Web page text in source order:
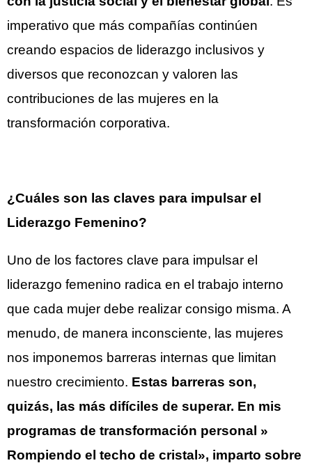
imperativo que más compañías continúen
creando espacios de liderazgo inclusivos y
diversos que reconozcan y valoren las
contribuciones de las mujeres en la
transformación corporativa.
¿Cuáles son las claves para impulsar el
Liderazgo Femenino?
Uno de los factores clave para impulsar el
liderazgo femenino radica en el trabajo interno
que cada mujer debe realizar consigo misma. A
menudo, de manera inconsciente, las mujeres
nos imponemos barreras internas que limitan
nuestro crecimiento. Estas barreras son,
quizás, las más difíciles de superar. En mis
programas de transformación personal »
Rompiendo el techo de cristal», imparto sobre